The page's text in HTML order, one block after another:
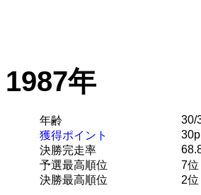
1987年
年齢
30/
獲得ポイント
30p
決勝完走率
予選最高順位
7位
決勝最高順位
2位